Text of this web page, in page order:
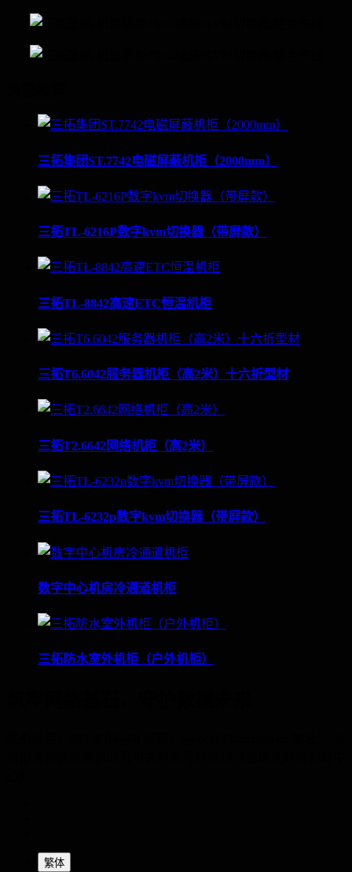
三拓集团ST.7742电磁屏蔽机柜（2000mm）
三拓TL-6216P数字kvm切换器（带屏款）
三拓TL-8842高速ETC恒温机柜
三拓T6.6042服务器机柜（高2米）十六折型材
三拓T2.6642网络机柜（高2米）
三拓TL-6232p数字kvm切换器（带屏款）
数字中心机房冷通道机柜
三拓防水室外机柜（户外机柜）
繁体